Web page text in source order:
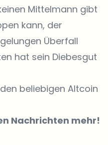
Mittelmann gibt
kann, der
Überfall
hat sein Diebesgut
beliebigen Altcoin
Nachrichten mehr!